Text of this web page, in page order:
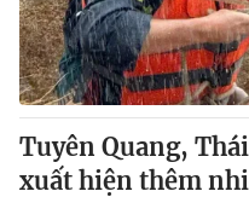
Tuyên Quang,
xuất hiện thêm